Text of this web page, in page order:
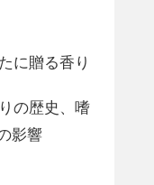
に贈る香り
の歴史、嗜
影響